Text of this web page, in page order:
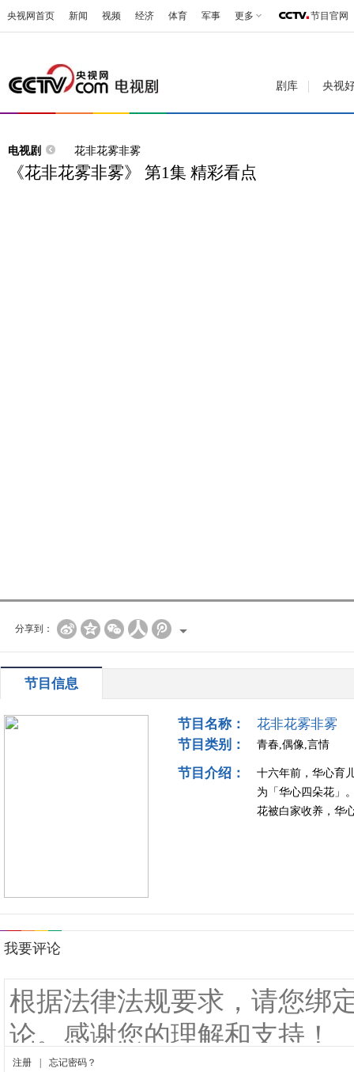
央视网首页 新闻 视频 经济 体育 军事 更多 节目官网
剧库 央视
电视剧 花非花雾非雾
《花非花雾非雾》 第1集 精彩看点
分享到：
节目信息
节目名称：
花非花雾非雾
节目类别：
青春,偶像,言情
节目介绍：
十六年前，华心育
为「华心四朵花」
花被白家收养，华